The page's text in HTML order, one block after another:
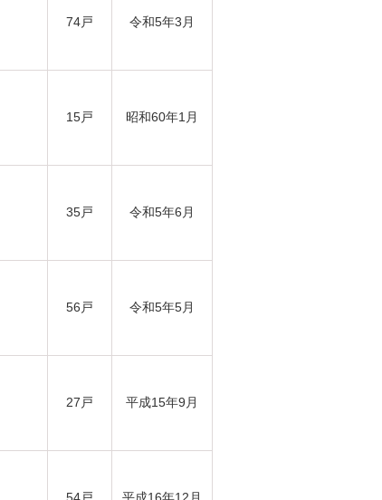
74戸 令和5年3月
15戸 昭和60年1月
35戸 令和5年6月
56戸 令和5年5月
27戸 平成15年9月